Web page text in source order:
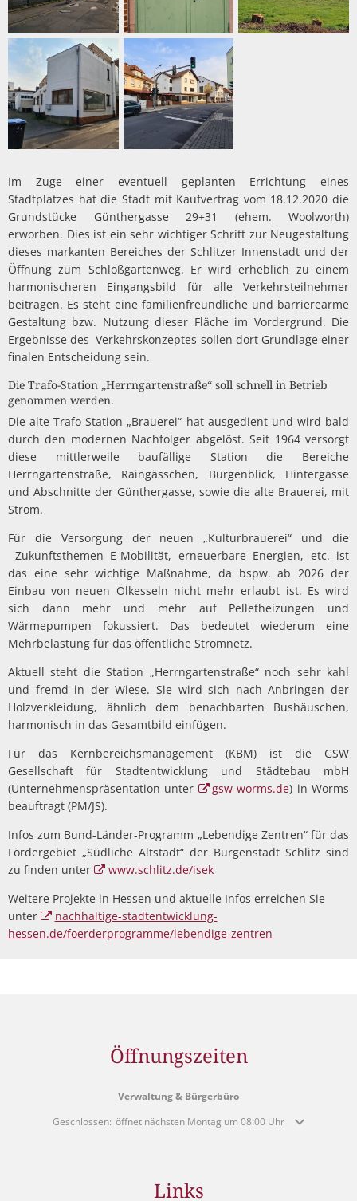
Im Zuge einer eventuell geplanten Errichtung eines
Stadtplatzes hat die Stadt mit Kaufvertrag vom 18.12.2020 die
Grundstücke Günthergasse 29+31 (ehem. Woolworth)
erworben. Dies ist ein sehr wichtiger Schritt zur Neugestaltung
dieses markanten Bereiches der Schlitzer Innenstadt und der
Öffnung zum Schloßgartenweg. Er wird erheblich zu einem
harmonischeren Eingangsbild für alle Verkehrsteilnehmer
beitragen. Es steht eine familienfreundliche und barrierearme
Gestaltung bzw. Nutzung dieser Fläche im Vordergrund. Die
Ergebnisse des Verkehrskonzeptes sollen dort Grundlage einer
finalen Entscheidung sein.
Die Trafo-Station „Herrngartenstraße“ soll schnell in Betrieb
genommen werden.
Die alte Trafo-Station „Brauerei“ hat ausgedient und wird bald
durch den modernen Nachfolger abgelöst. Seit 1964 versorgt
diese mittlerweile baufällige Station die Bereiche
Herrngartenstraße, Raingässchen, Burgenblick, Hintergasse
und Abschnitte der Günthergasse, sowie die alte Brauerei, mit
Strom.
Für die Versorgung der neuen „Kulturbrauerei“ und die
Zukunftsthemen E-Mobilität, erneuerbare Energien, etc. ist
das eine sehr wichtige Maßnahme, da bspw. ab 2026 der
Einbau von neuen Ölkesseln nicht mehr erlaubt ist. Es wird
sich dann mehr und mehr auf Pelletheizungen und
Wärmepumpen fokussiert. Das bedeutet wiederum eine
Mehrbelastung für das öffentliche Stromnetz.
Aktuell steht die Station „Herrngartenstraße“ noch sehr kahl
und fremd in der Wiese. Sie wird sich nach Anbringen der
Holzverkleidung, ähnlich dem benachbarten Bushäuschen,
harmonisch in das Gesamtbild einfügen.
Für das Kernbereichsmanagement (KBM) ist die GSW
Gesellschaft für Stadtentwicklung und Städtebau mbH
(Unternehmenspräsentation unter
gsw-worms.de) in Worms
beauftragt (PM/JS).
Infos zum Bund-Länder-Programm „Lebendige Zentren“ für das
Fördergebiet „Südliche Altstadt“ der Burgenstadt Schlitz sind
zu finden unter
www.schlitz.de/isek
Weitere Projekte in Hessen und aktuelle Infos erreichen Sie
unter
nachhaltige-stadtentwicklung-
hessen.de/foerderprogramme/lebendige-zentren
Öffnungszeiten
Verwaltung & Bürgerbüro
Klicken, um weitere Öffnungs- oder Schließzeiten auszublenden
Geschlossen: öffnet nächsten Montag um 08:00 Uhr
Links